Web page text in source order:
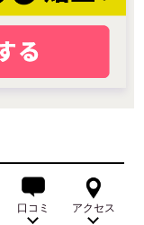
口コミ アクセス